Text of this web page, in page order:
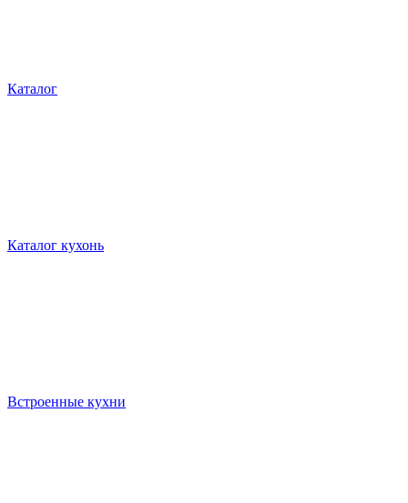
Каталог
Каталог кухонь
Встроенные кухни